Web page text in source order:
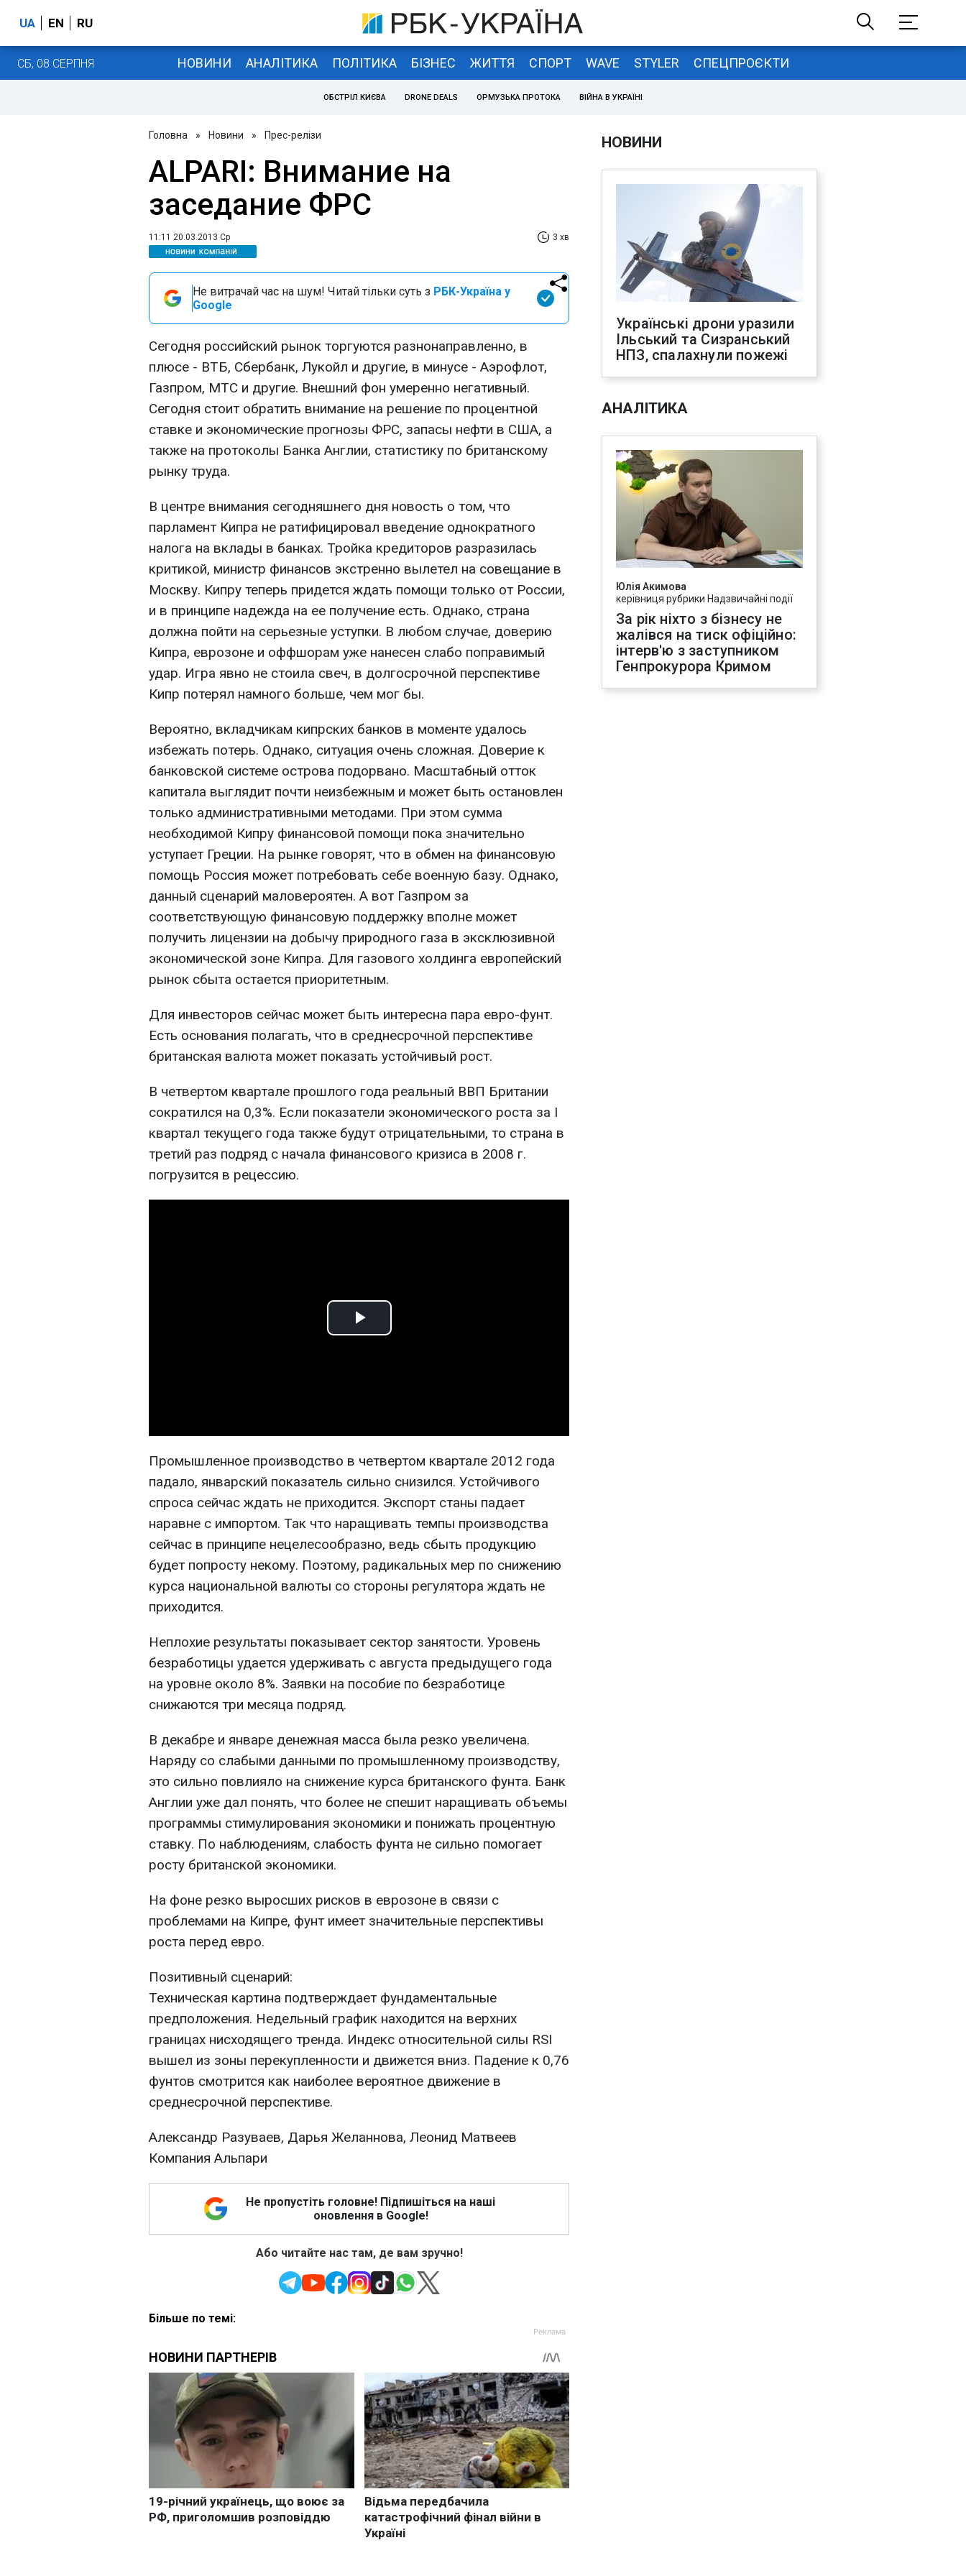
UA EN RU
СБ, 08 СЕРПНЯ НОВИНИ АНАЛІТИКА ПОЛІТИКА БІЗНЕС ЖИТТЯ СПОРТ WAVE STYLER СПЕЦПРОЄКТИ
ОБСТРІЛ КИЄВА DRONE DEALS ОРМУЗЬКА ПРОТОКА ВІЙНА В УКРАЇНІ
Головна » Новини » Прес-релізи
ALPARI: Внимание на
заседание ФРС
11:11 20.03.2013 Ср 3 хв
Не витрачай час на шум! Читай тільки суть з РБК-Україна у
Google
Сегодня российский рынок торгуются разнонаправленно, в
плюсе - ВТБ, Сбербанк, Лукойл и другие, в минусе - Аэрофлот,
Газпром, МТС и другие. Внешний фон умеренно негативный.
Сегодня стоит обратить внимание на решение по процентной
ставке и экономические прогнозы ФРС, запасы нефти в США, а
также на протоколы Банка Англии, статистику по британскому
рынку труда.
В центре внимания сегодняшнего дня новость о том, что
парламент Кипра не ратифицировал введение однократного
налога на вклады в банках. Тройка кредиторов разразилась
критикой, министр финансов экстренно вылетел на совещание в
Москву. Кипру теперь придется ждать помощи только от России,
и в принципе надежда на ее получение есть. Однако, страна
должна пойти на серьезные уступки. В любом случае, доверию
Кипра, еврозоне и оффшорам уже нанесен слабо поправимый
удар. Игра явно не стоила свеч, в долгосрочной перспективе
Кипр потерял намного больше, чем мог бы.
Вероятно, вкладчикам кипрских банков в моменте удалось
избежать потерь. Однако, ситуация очень сложная. Доверие к
банковской системе острова подорвано. Масштабный отток
капитала выглядит почти неизбежным и может быть остановлен
только административными методами. При этом сумма
необходимой Кипру финансовой помощи пока значительно
уступает Греции. На рынке говорят, что в обмен на финансовую
помощь Россия может потребовать себе военную базу. Однако,
данный сценарий маловероятен. А вот Газпром за
соответствующую финансовую поддержку вполне может
получить лицензии на добычу природного газа в эксклюзивной
экономической зоне Кипра. Для газового холдинга европейский
рынок сбыта остается приоритетным.
Для инвесторов сейчас может быть интересна пара евро-фунт.
Есть основания полагать, что в среднесрочной перспективе
британская валюта может показать устойчивый рост.
В четвертом квартале прошлого года реальный ВВП Британии
сократился на 0,3%. Если показатели экономического роста за I
квартал текущего года также будут отрицательными, то страна в
третий раз подряд с начала финансового кризиса в 2008 г.
погрузится в рецессию.
Play
Промышленное производство в четвертом квартале 2012 года
падало, январский показатель сильно снизился. Устойчивого
спроса сейчас ждать не приходится. Экспорт станы падает
наравне с импортом. Так что наращивать темпы производства
сейчас в принципе нецелесообразно, ведь сбыть продукцию
будет попросту некому. Поэтому, радикальных мер по снижению
курса национальной валюты со стороны регулятора ждать не
приходится.
Неплохие результаты показывает сектор занятости. Уровень
безработицы удается удерживать с августа предыдущего года
на уровне около 8%. Заявки на пособие по безработице
снижаются три месяца подряд.
В декабре и январе денежная масса была резко увеличена.
Наряду со слабыми данными по промышленному производству,
это сильно повлияло на снижение курса британского фунта. Банк
Англии уже дал понять, что более не спешит наращивать объемы
программы стимулирования экономики и понижать процентную
ставку. По наблюдениям, слабость фунта не сильно помогает
росту британской экономики.
На фоне резко выросших рисков в еврозоне в связи с
проблемами на Кипре, фунт имеет значительные перспективы
роста перед евро.
Позитивный сценарий:
Техническая картина подтверждает фундаментальные
предположения. Недельный график находится на верхних
границах нисходящего тренда. Индекс относительной силы RSI
вышел из зоны перекупленности и движется вниз. Падение к 0,76
фунтов смотрится как наиболее вероятное движение в
среднесрочной перспективе.
Александр Разуваев, Дарья Желаннова, Леонид Матвеев
Компания Альпари
Не пропустіть головне! Підпишіться на наші
оновлення в Google!
Або читайте нас там, де вам зручно!
Більше по темі:
НОВИНИ
Українські дрони уразили
Ільський та Сизранський
НПЗ, спалахнули пожежі
АНАЛІТИКА
Юлія Акимова
керівниця рубрики Надзвичайні події
За рік ніхто з бізнесу не
жалівся на тиск офіційно:
інтерв'ю з заступником
Генпрокурора Кримом